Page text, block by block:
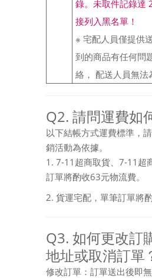
錄。未取件記錄達
接列入黑名單！
※ 宅配人員僅提供
到的商品有任何問
絡， 配送人員無法
Q2. 請問運費如
以下結帳方式運費標準，
銷活動為依據。
1. 7-11超商取貨、7-11超
訂單將酌收63元物流費。
2. 貨運宅配，單筆訂單將
Q3. 如何更改訂
地址或取消訂單
修改訂單：訂單送出後即